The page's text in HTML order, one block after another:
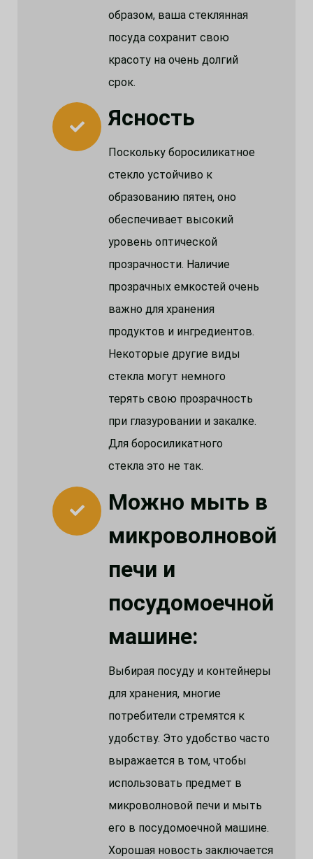
образом, ваша стеклянная
посуда сохранит свою
красоту на очень долгий
срок.
Ясность
Поскольку боросиликатное
стекло устойчиво к
образованию пятен, оно
обеспечивает высокий
уровень оптической
прозрачности. Наличие
прозрачных емкостей очень
важно для хранения
продуктов и ингредиентов.
Некоторые другие виды
стекла могут немного
терять свою прозрачность
при глазуровании и закалке.
Для боросиликатного
стекла это не так.
Можно мыть в
микроволновой
печи и
посудомоечной
машине:
Выбирая посуду и контейнеры
для хранения, многие
потребители стремятся к
удобству. Это удобство часто
выражается в том, чтобы
использовать предмет в
микроволновой печи и мыть
его в посудомоечной машине.
Хорошая новость заключается